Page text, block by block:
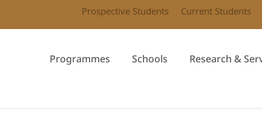
Prospective Students Current Students
Programmes Schools Research &